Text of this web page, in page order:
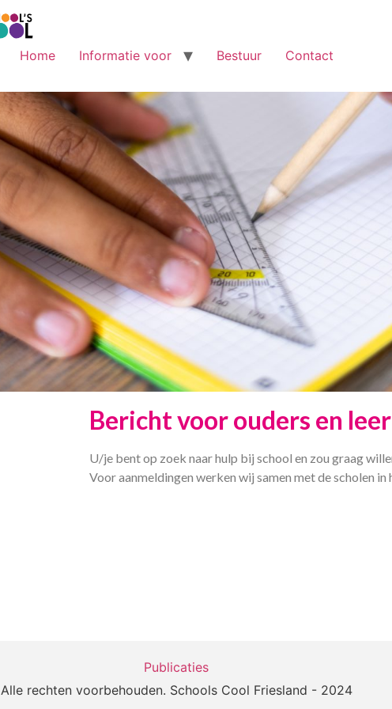
Home Informatie voor Bestuur Contact
Bericht voor ouders en
U/je bent op zoek naar hulp bij school en zou graag
Voor aanmeldingen werken wij samen met de scholen
Publicaties
Alle rechten voorbehouden. Schools Cool Friesland - 2024